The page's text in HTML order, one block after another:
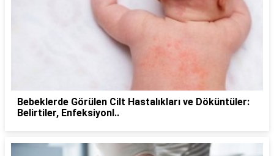
Bebeklerde Görülen Cilt Hastalıkları ve Döküntüler:
Belirtiler, Enfeksiyonl..